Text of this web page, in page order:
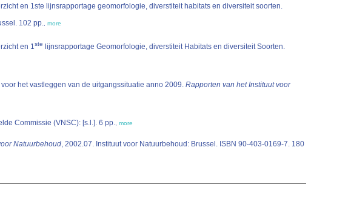
en 1ste lijnsrapportage geomorfologie, diverstiteit habitats en diversiteit soorten.
102 pp. more
en 1ste
lijnsrapportage Geomorfologie, diverstiteit Habitats en diversiteit Soorten.
het vastleggen van de uitgangssituatie anno 2009. Rapporten van het Instituut voor
(2011). Verslag afstemming monitoring - Vegetatiekartering, november 2011. Vlaams Nederlandse Schelde Commissie (VNSC): [s.l.]. 6 pp. more
Natuurbehoud, 2002.07. Instituut voor Natuurbehoud: Brussel. ISBN 90-403-0169-7. 180